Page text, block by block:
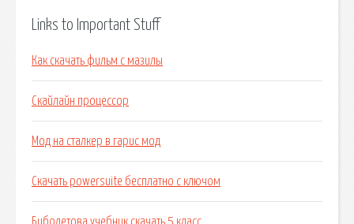
Links to Important Stuff
Как скачать фильм с мазилы
Скайлайн процессор
Мод на сталкер в гарис мод
Скачать powersuite бесплатно c ключом